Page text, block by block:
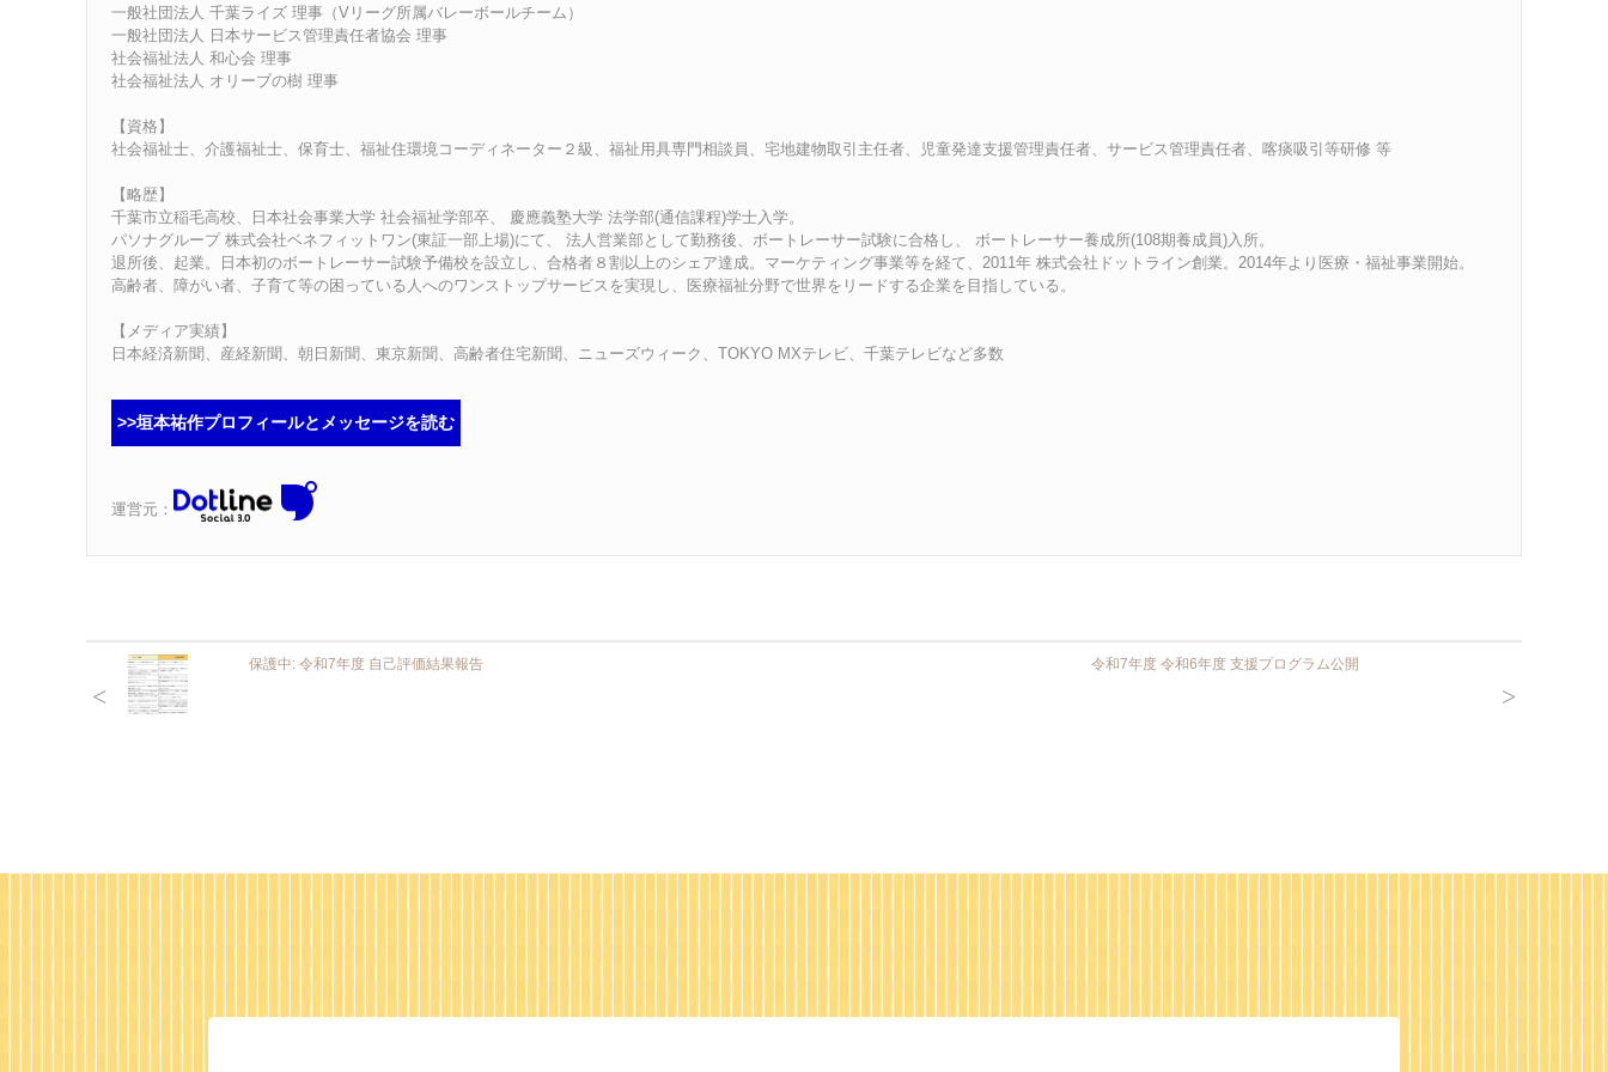
一般社団法人 千葉ライズ 理事（Vリーグ所属バレーボールチーム）
一般社団法人 日本サービス管理責任者協会 理事
社会福祉法人 和心会 理事
社会福祉法人 オリーブの樹 理事
【資格】
社会福祉士、介護福祉士、保育士、福祉住環境コーディネーター２級、福祉用具専門相談員、宅地建物取引主任者、児童発達支援管理責任者、サービス管理責任者、喀痰吸引等研修 等
【略歴】
千葉市立稲毛高校、日本社会事業大学 社会福祉学部卒、 慶應義塾大学 法学部(通信課程)学士入学。
パソナグループ 株式会社ベネフィットワン(東証一部上場)にて、 法人営業部として勤務後、ボートレーサー試験に合格し、 ボートレーサー養成所(108期養成員)入所。
退所後、起業。日本初のボートレーサー試験予備校を設立し、合格者８割以上のシェア達成。マーケティング事業等を経て、2011年 株式会社ドットライン創業。2014年より医療・福祉事業開始。
高齢者、障がい者、子育て等の困っている人へのワンストップサービスを実現し、医療福祉分野で世界をリードする企業を目指している。
【メディア実績】
日本経済新聞、産経新聞、朝日新聞、東京新聞、高齢者住宅新聞、ニューズウィーク、TOKYO MXテレビ、千葉テレビなど多数
>>垣本祐作プロフィールとメッセージを読む
運営元：
保護中: 令和7年度 自己評価結果報告 令和7年度 令和6年度 支援プログラム公開